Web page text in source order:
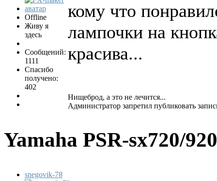
Offline
Живу я
здесь
Сообщений:
1111
Спасибо
получено:
402
кому что
лампочки на
красива...
Нищеброд, а это не лечится...
Администратор запретил публиковать
Yamaha PSR-sx720/
snegovik-78